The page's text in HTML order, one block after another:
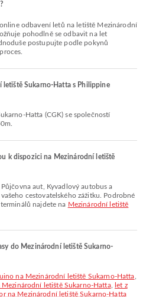
pohodlně se odbavit na let
postupujte podle pokynů
Sukarno-Hatta s Philippine
k dispozici na Mezinárodní letiště
cestovatelského zážitku. Podrobné
najdete na Mezinárodní letiště
do Mezinárodní letiště Sukarno-
na Mezinárodní letiště Sukarno-Hatta
Mezinárodní letiště Sukarno-Hatta,
let z
na Mezinárodní letiště Sukarno-Hatta